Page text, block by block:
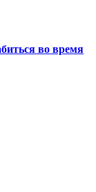
во время